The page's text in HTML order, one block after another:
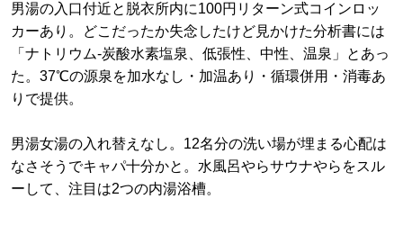
男湯の入口付近と脱衣所内に100円リターン式コインロッ
カーあり。どこだったか失念したけど見かけた分析書には
「ナトリウム-炭酸水素塩泉、低張性、中性、温泉」とあっ
た。37℃の源泉を加水なし・加温あり・循環併用・消毒あ
りで提供。
男湯女湯の入れ替えなし。12名分の洗い場が埋まる心配は
なさそうでキャパ十分かと。水風呂やらサウナやらをスル
ーして、注目は2つの内湯浴槽。